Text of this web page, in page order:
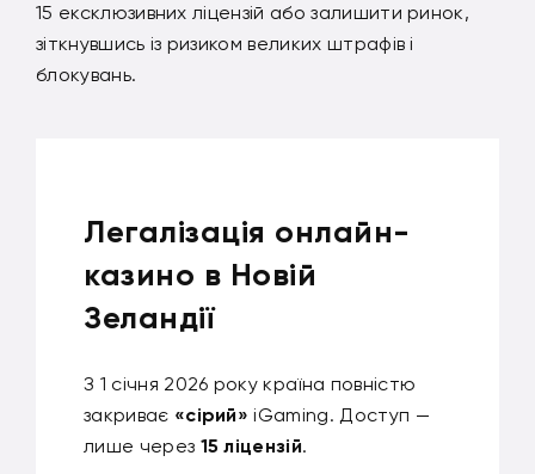
15 ексклюзивних ліцензій або залишити ринок,
зіткнувшись із ризиком великих штрафів і
блокувань.
Легалізація онлайн-
казино в Новій
Зеландії
З 1 січня 2026 року країна повністю
закриває «сірий» iGaming. Доступ —
лише через 15 ліцензій.